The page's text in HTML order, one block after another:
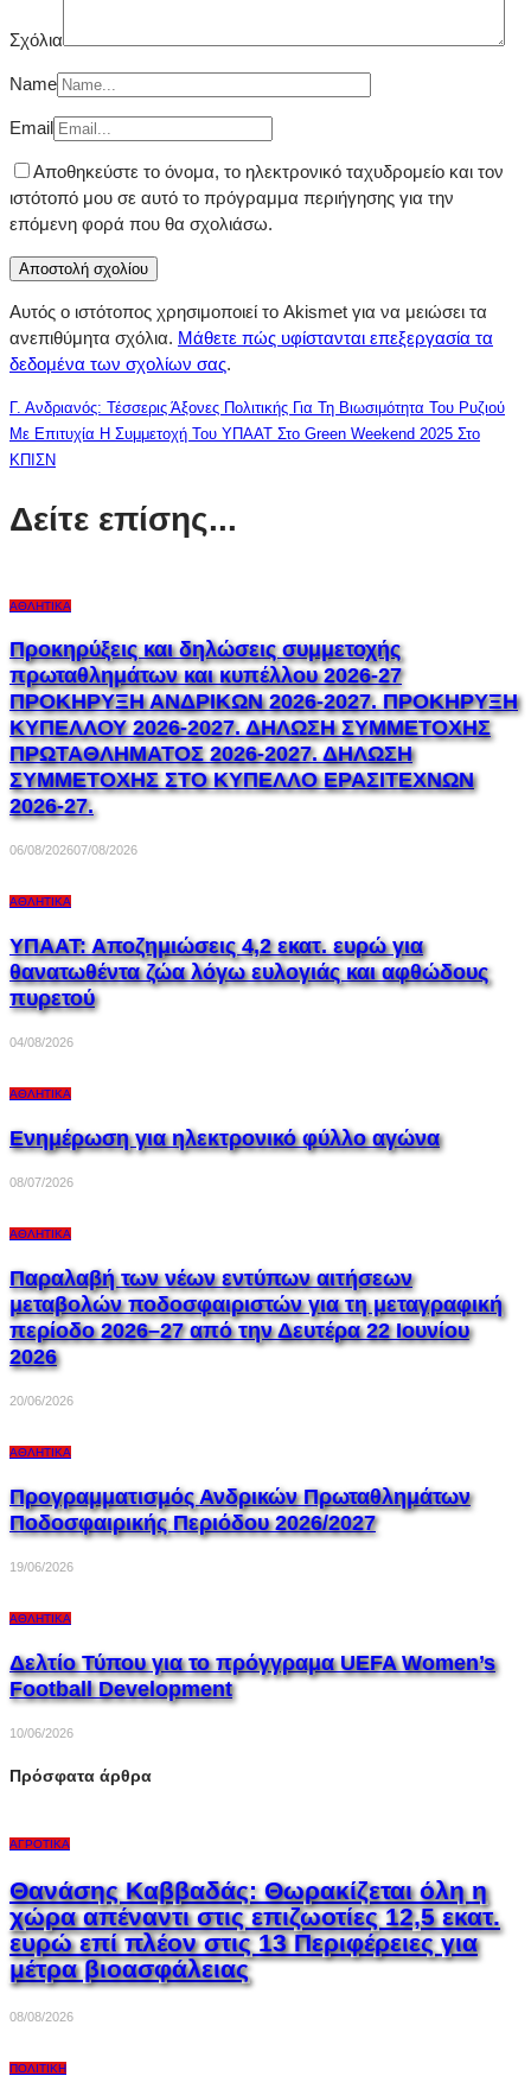
Σχόλια
Name
Email
Αποθηκεύστε το όνομα, το ηλεκτρονικό ταχυδρομείο και τον
ιστότοπό μου σε αυτό το πρόγραμμα περιήγησης για την
επόμενη φορά που θα σχολιάσω.
Αυτός ο ιστότοπος χρησιμοποιεί το Akismet για να μειώσει τα
ανεπιθύμητα σχόλια. Μάθετε πώς υφίστανται επεξεργασία τα
δεδομένα των σχολίων σας.
Γ. Ανδριανός: Τέσσερις Άξονες Πολιτικής Για Τη Βιωσιμότητα Του Ρυζιού
Με Επιτυχία Η Συμμετοχή Του ΥΠΑΑΤ Στο Green Weekend 2025 Στο
ΚΠΙΣΝ
Δείτε επίσης...
ΑΘΛΗΤΙΚΆ
Προκηρύξεις και δηλώσεις συμμετοχής
πρωταθλημάτων και κυπέλλου 2026-27
ΠΡΟΚΗΡΥΞΗ ΑΝΔΡΙΚΩΝ 2026-2027. ΠΡΟΚΗΡΥΞΗ
ΚΥΠΕΛΛΟΥ 2026-2027. ΔΗΛΩΣΗ ΣΥΜΜΕΤΟΧΗΣ
ΠΡΩΤΑΘΛΗΜΑΤΟΣ 2026-2027. ΔΗΛΩΣΗ
ΣΥΜΜΕΤΟΧΗΣ ΣΤΟ ΚΥΠΕΛΛΟ ΕΡΑΣΙΤΕΧΝΩΝ
2026-27.
06/08/202607/08/2026
ΑΘΛΗΤΙΚΆ
ΥΠΑΑΤ: Αποζημιώσεις 4,2 εκατ. ευρώ για
θανατωθέντα ζώα λόγω ευλογιάς και αφθώδους
πυρετού
04/08/2026
ΑΘΛΗΤΙΚΆ
Ενημέρωση για ηλεκτρονικό φύλλο αγώνα
08/07/2026
ΑΘΛΗΤΙΚΆ
Παραλαβή των νέων εντύπων αιτήσεων
μεταβολών ποδοσφαιριστών για τη μεταγραφική
περίοδο 2026–27 από την Δευτέρα 22 Ιουνίου
2026
20/06/2026
ΑΘΛΗΤΙΚΆ
Προγραμματισμός Ανδρικών Πρωταθλημάτων
Ποδοσφαιρικής Περιόδου 2026/2027
19/06/2026
ΑΘΛΗΤΙΚΆ
Δελτίο Τύπου για το πρόγγραμα UEFA Women’s
Football Development
10/06/2026
Πρόσφατα άρθρα
ΑΓΡΟΤΙΚΆ
Θανάσης Καββαδάς: Θωρακίζεται όλη η
χώρα απέναντι στις επιζωοτίες 12,5 εκατ.
ευρώ επί πλέον στις 13 Περιφέρειες για
μέτρα βιοασφάλειας
08/08/2026
ΠΟΛΙΤΙΚΉ